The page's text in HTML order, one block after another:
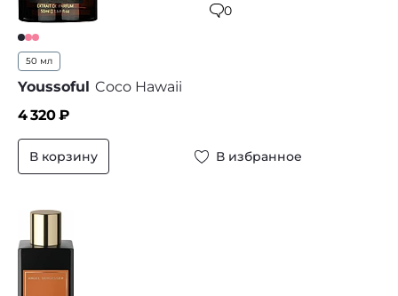
0
50 мл
Youssoful Coco Hawaii
4 320₽
В корзину В избранное